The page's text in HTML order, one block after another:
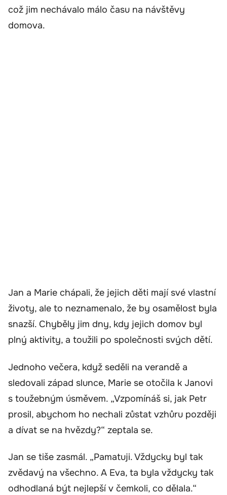
což jim nechávalo málo času na návštěvy
domova.
Jan a Marie chápali, že jejich děti mají své vlastní
životy, ale to neznamenalo, že by osamělost byla
snazší. Chyběly jim dny, kdy jejich domov byl
plný aktivity, a toužili po společnosti svých dětí.
Jednoho večera, když seděli na verandě a
sledovali západ slunce, Marie se otočila k Janovi
s toužebným úsměvem. „Vzpomínáš si, jak Petr
prosil, abychom ho nechali zůstat vzhůru později
a dívat se na hvězdy?“ zeptala se.
Jan se tiše zasmál. „Pamatuji. Vždycky byl tak
zvědavý na všechno. A Eva, ta byla vždycky tak
odhodlaná být nejlepší v čemkoli, co dělala.“